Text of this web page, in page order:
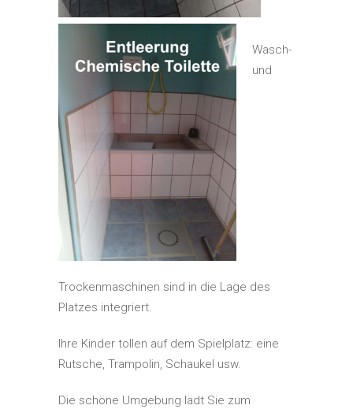
Wasch-
und
Trockenmaschinen sind in die Lage des
Platzes integriert.
Ihre Kinder tollen auf dem Spielplatz: eine
Rutsche, Trampolin, Schaukel usw.
Die schöne Umgebung lädt Sie zum